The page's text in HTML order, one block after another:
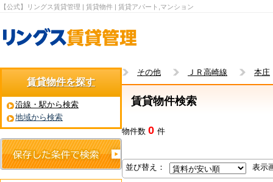
【公式】リングス賃貸管理 | 賃貸物件 | 賃貸アパート,マンション
賃貸物件を探す
沿線・駅から検索
地域から検索
その他 ＪＲ高崎線 本庄
賃貸物件検索
物件数 0 件
並び替え： 表示